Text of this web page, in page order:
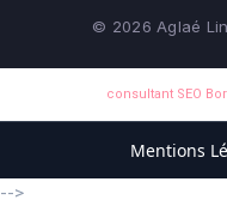
© 2026 Aglaé
consultant SEO
Mentions
-->